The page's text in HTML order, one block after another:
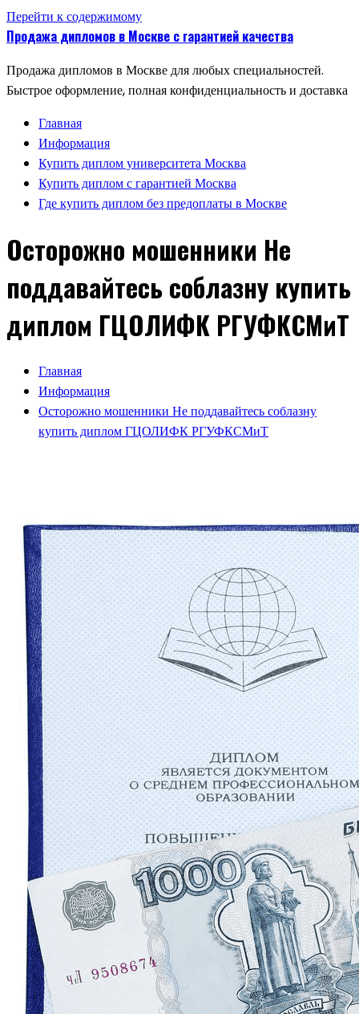
Перейти к содержимому
Продажа дипломов в Москве с гарантией качества
Продажа дипломов в Москве для любых специальностей.
Быстрое оформление, полная конфиденциальность и доставка
Главная
Информация
Купить диплом университета Москва
Купить диплом с гарантией Москва
Где купить диплом без предоплаты в Москве
Осторожно мошенники Не
поддавайтесь соблазну купить
диплом ГЦОЛИФК РГУФКСМиТ
Главная
Информация
Осторожно мошенники Не поддавайтесь соблазну
купить диплом ГЦОЛИФК РГУФКСМиТ